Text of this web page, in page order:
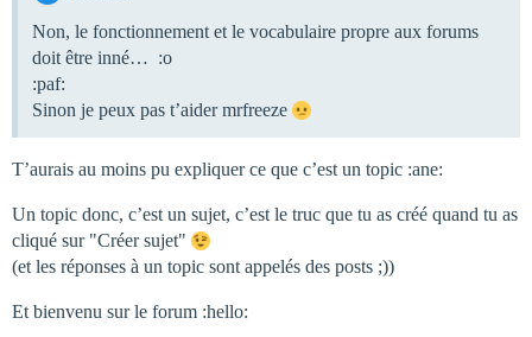
Non, le fonctionnement et le vocabulaire propre aux forums
doit être inné… :o
:paf:
Sinon je peux pas t’aider mrfreeze
T’aurais au moins pu expliquer ce que c’est un topic :ane:
Un topic donc, c’est un sujet, c’est le truc que tu as créé quand tu as
cliqué sur "Créer sujet"
(et les réponses à un topic sont appelés des posts ;))
Et bienvenu sur le forum :hello: